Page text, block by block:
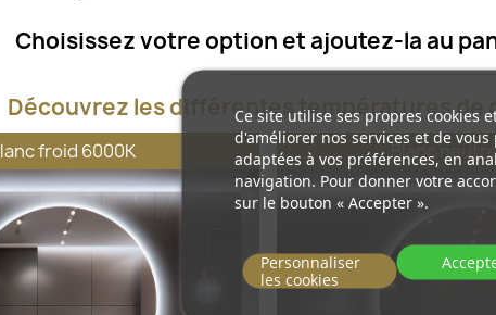
Choisissez votre option et ajoutez-la au
Découvrez les différentes températures de
froid 6000K Blanc
Ce site utilise ses propres cookies
d'améliorer nos services et de
adaptées à vos préférences, en
navigation. Pour donner votre
sur le bouton « Accepter ».
Personnaliser
les cookies